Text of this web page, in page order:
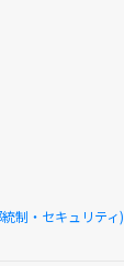
制・セキュリティ)